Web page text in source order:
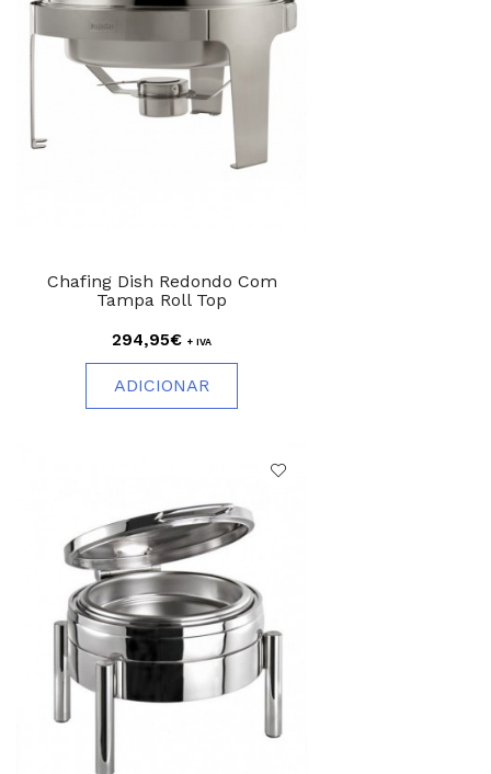
Chafing Dish Redondo Com
Tampa Roll Top
294,95€ + IVA
ADICIONAR